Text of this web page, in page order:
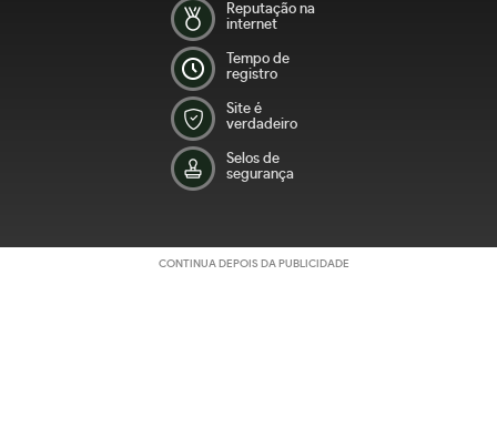
Reputação na
internet
Tempo de
registro
Site é
verdadeiro
Selos de
segurança
CONTINUA DEPOIS DA PUBLICIDADE